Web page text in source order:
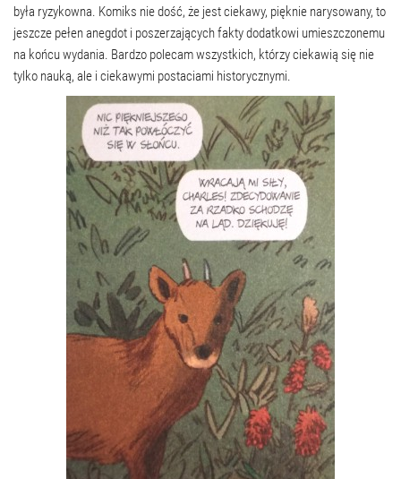
była ryzykowna. Komiks nie dość, że jest ciekawy, pięknie narysowany, to
jeszcze pełen anegdot i poszerzających fakty dodatkowi umieszczonemu
na końcu wydania. Bardzo polecam wszystkich, którzy ciekawią się nie
tylko nauką, ale i ciekawymi postaciami historycznymi.